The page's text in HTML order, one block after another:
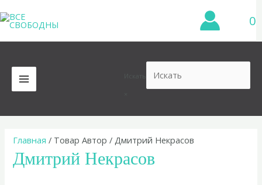
к
содержимому
0
MAIN
MENU
Главная / Товар Автор / Дмитрий Некрасов
Дмитрий Некрасов